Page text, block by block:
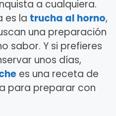
a cualquiera.
es la trucha al horno,
una preparación
sabor. Y si prefieres
unos días,
es una receta de
para preparar con